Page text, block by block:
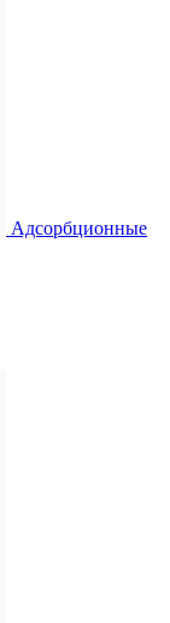
Адсорбционные